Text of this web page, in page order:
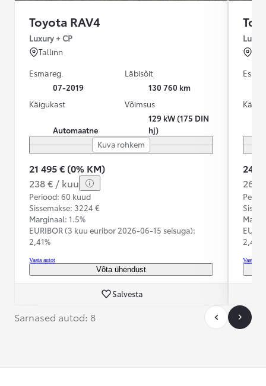
Toyota RAV4
Luxury + CP
Tallinn
Esmareg.
07-2019
Läbisõit
130 760 km
Käigukast
Automaatne
Võimsus
129 kW (175 DIN
hj)
Kuva rohkem
21 495 € (0% KM)
238 € / kuu
Periood: 60 kuud
Sissemakse: 3224 €
Marginaal: 1.5%
EURIBOR (3 kuu euribor 2026-06-15 seisuga):
2,41%
Vaata autot
Võta ühendust
Salvesta
24
264
2,41%
Vaata
Sarnased autod: 8